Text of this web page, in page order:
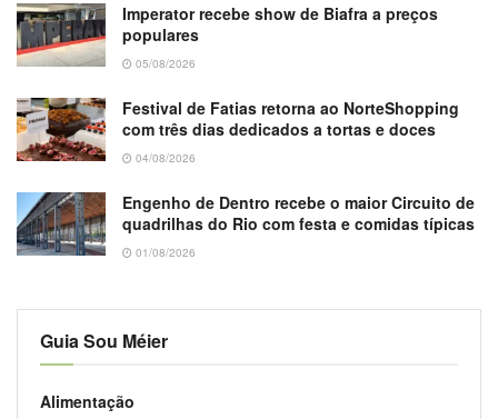
Imperator recebe show de Biafra a preços
populares
05/08/2026
Festival de Fatias retorna ao NorteShopping
com três dias dedicados a tortas e doces
04/08/2026
Engenho de Dentro recebe o maior Circuito de
quadrilhas do Rio com festa e comidas típicas
01/08/2026
Guia Sou Méier
Alimentação